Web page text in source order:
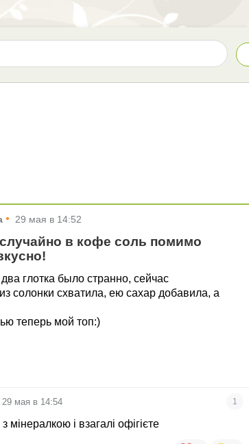
• 29 мая в 14:52
в кофе соль помимо
глотка было странно, сейчас
солонки схватила, ею сахар добавила, а
теперь мой топ:)
29 мая в 14:54 1
мінералкою і взагалі офігієте